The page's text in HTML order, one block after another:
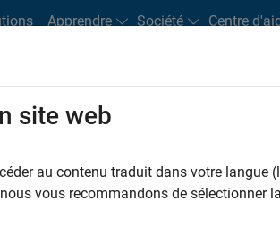
Apprendre Société Centre
nos bureaux Étudiants et carrières
PAR Programme destiné aux nouvelles carrières (EDG)
site web
au contenu traduit dans votre
vous recommandons de sélectionner